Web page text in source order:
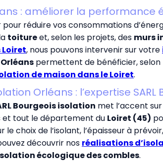
: améliorer la
réduire vos consommations
toitureet, selon les projets, des murs
, nous pouvons intervenir sur votre
permettent de bénéficier, selon
de maison dans le Loiret.
Orléans : l’expertise
Bourgeois isolation met l’accent
et tout le département du Loiret (45)
le choix de l’isolant, l’épaisseur à
découvrir nos réalisations
écologique des combles.